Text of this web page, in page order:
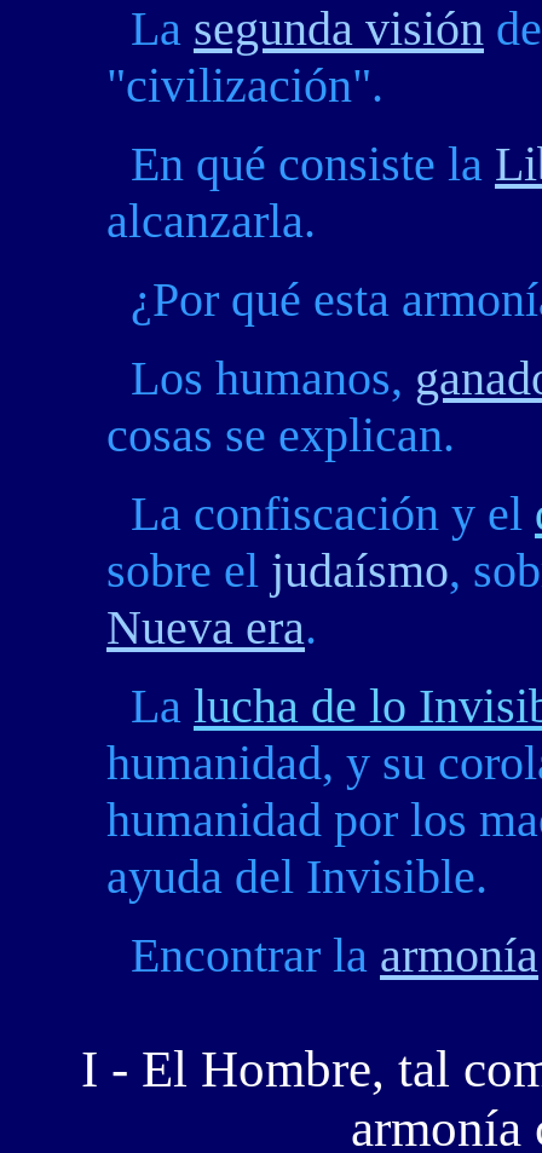
La segunda visión
"civilización".
En qué consiste la
alcanzarla.
¿Por qué esta
Los humanos,
cosas se explican.
La confiscación y el
sobre el judaísmo,
Nueva era.
La lucha de lo
humanidad, y su
humanidad por los
ayuda del Invisible.
Encontrar la armonía
I - El Hombre, tal
armonía